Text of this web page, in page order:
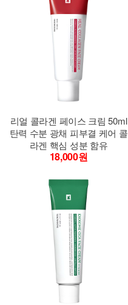
리얼 콜라겐 페이스 크림 50ml
탄력 수분 광채 피부결 케어 콜
라겐 핵심 성분 함유
18,000원